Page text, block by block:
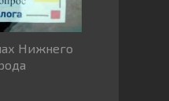
Нижнего